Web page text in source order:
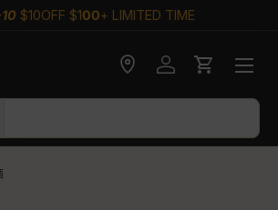
25$25OFF $200+ LIMITED TIME
Check delivery
登录 大车